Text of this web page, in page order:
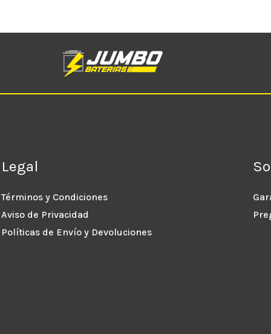
Legal
Términos y Condiciones
Aviso de Privacidad
Políticas de Envío y Devoluciones